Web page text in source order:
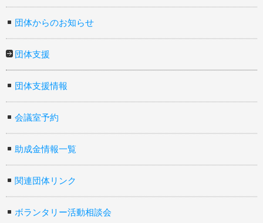
団体からのお知らせ
団体支援
団体支援情報
会議室予約
助成金情報一覧
関連団体リンク
ボランタリー活動相談会